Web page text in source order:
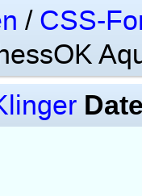
/ CSS-